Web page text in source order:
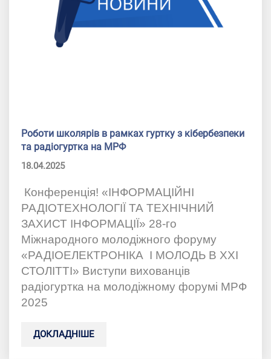
Роботи школярів в рамках гуртку з кібербезпеки
та радіогуртка на МРФ
18.04.2025
Конференція! «ІНФОРМАЦІЙНІ
РАДІОТЕХНОЛОГІЇ ТА ТЕХНІЧНИЙ
ЗАХИСТ ІНФОРМАЦІЇ» 28-го
Міжнародного молодіжного форуму
«РАДІОЕЛЕКТРОНІКА І МОЛОДЬ В ХХI
СТОЛІТТІ» Виступи вихованців
радіогуртка на молодіжному форумі МРФ
2025
ДОКЛАДНІШЕ